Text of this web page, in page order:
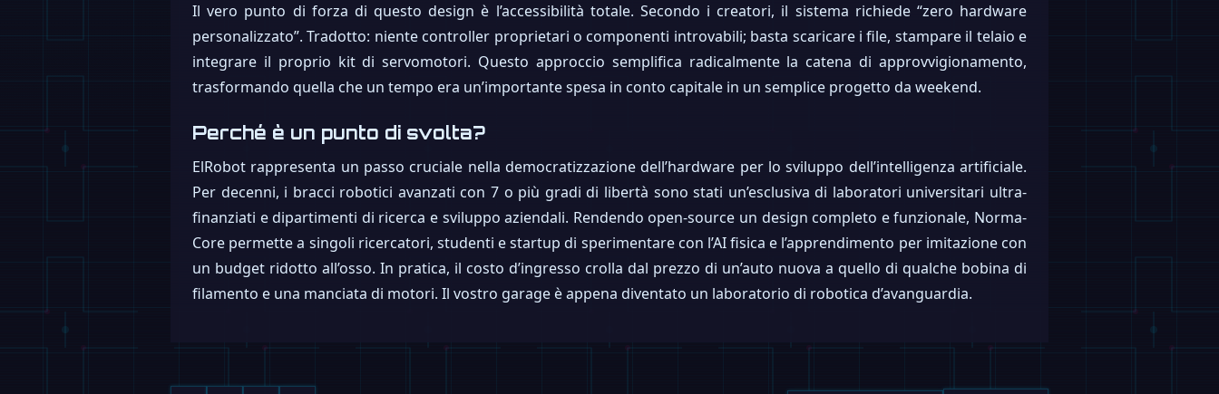
Il vero punto di forza di questo design è l’accessibilità totale. Secondo i creatori, il sistema richiede “zero hardware
personalizzato”. Tradotto: niente controller proprietari o componenti introvabili; basta scaricare i file, stampare il telaio e
integrare il proprio kit di servomotori. Questo approccio semplifica radicalmente la catena di approvvigionamento,
trasformando quella che un tempo era un’importante spesa in conto capitale in un semplice progetto da weekend.
Perché è un punto di svolta?
ElRobot rappresenta un passo cruciale nella democratizzazione dell’hardware per lo sviluppo dell’intelligenza artificiale.
Per decenni, i bracci robotici avanzati con 7 o più gradi di libertà sono stati un’esclusiva di laboratori universitari ultra-
finanziati e dipartimenti di ricerca e sviluppo aziendali. Rendendo open-source un design completo e funzionale, Norma-
Core permette a singoli ricercatori, studenti e startup di sperimentare con l’AI fisica e l’apprendimento per imitazione con
un budget ridotto all’osso. In pratica, il costo d’ingresso crolla dal prezzo di un’auto nuova a quello di qualche bobina di
filamento e una manciata di motori. Il vostro garage è appena diventato un laboratorio di robotica d’avanguardia.